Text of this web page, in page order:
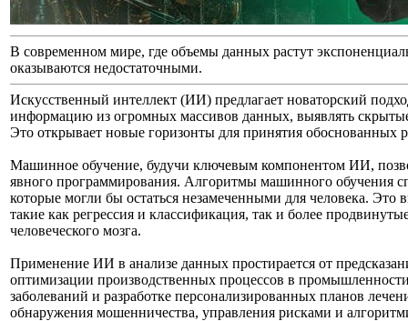
В современном мире, где объемы данных растут
оказываются недостаточными.
Искусственный интеллект (ИИ) предлагает новаторский
информацию из огромных массивов данных, выявлять
Это открывает новые горизонты для принятия обоснованных
Машинное обучение, будучи ключевым компонентом ИИ,
явного программирования. Алгоритмы машинного обучения
которые могли бы остаться незамеченными для человека. Это
такие как регрессия и классификация, так и более
человеческого мозга.
Применение ИИ в анализе данных простирается от
оптимизации производственных процессов в
заболеваний и разработке персонализированных планов
обнаружения мошенничества, управления рисками и